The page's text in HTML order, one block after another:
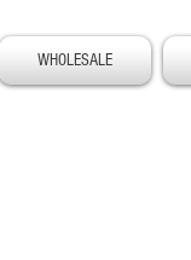
WHOLESALE